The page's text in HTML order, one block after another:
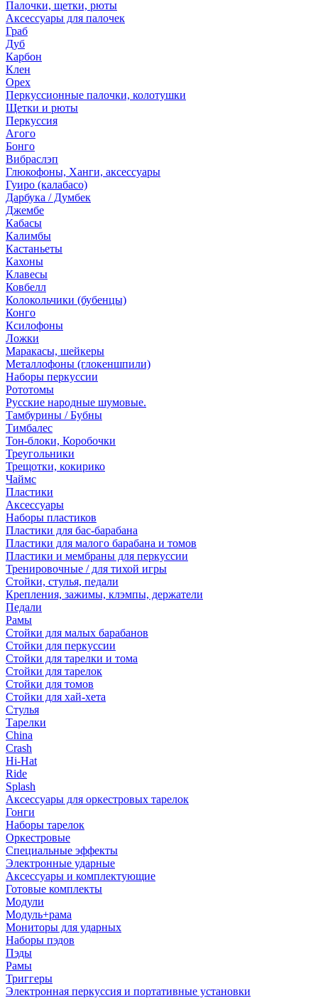
Палочки, щетки, рюты
Аксессуары для палочек
Граб
Дуб
Карбон
Клен
Орех
Перкуссионные палочки, колотушки
Щетки и рюты
Перкуссия
Агого
Бонго
Вибраслэп
Глюкофоны, Ханги, аксессуары
Гуиро (калабасо)
Дарбука / Думбек
Джембе
Кабасы
Калимбы
Кастаньеты
Кахоны
Клавесы
Ковбелл
Колокольчики (бубенцы)
Конго
Ксилофоны
Ложки
Маракасы, шейкеры
Металлофоны (глокеншпили)
Наборы перкуссии
Рототомы
Русские народные шумовые.
Тамбурины / Бубны
Тимбалес
Тон-блоки, Коробочки
Треугольники
Трещотки, кокирико
Чаймс
Пластики
Аксессуары
Наборы пластиков
Пластики для бас-барабана
Пластики для малого барабана и томов
Пластики и мембраны для перкуссии
Тренировочные / для тихой игры
Стойки, стулья, педали
Крепления, зажимы, клэмпы, держатели
Педали
Рамы
Стойки для малых барабанов
Стойки для перкуссии
Стойки для тарелки и тома
Стойки для тарелок
Стойки для томов
Стойки для хай-хета
Стулья
Тарелки
China
Crash
Hi-Hat
Ride
Splash
Аксессуары для оркестровых тарелок
Гонги
Наборы тарелок
Оркестровые
Специальные эффекты
Электронные ударные
Аксессуары и комплектующие
Готовые комплекты
Модули
Модуль+рама
Мониторы для ударных
Наборы пэдов
Пэды
Рамы
Триггеры
Электронная перкуссия и портативные установки